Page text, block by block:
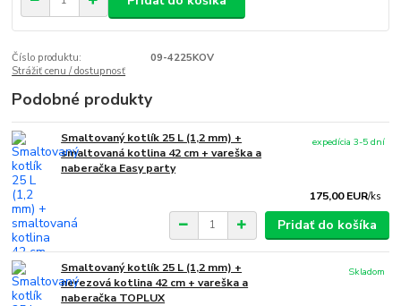
Číslo produktu:
09-4225KOV
Strážiť cenu / dostupnosť
Podobné produkty
Smaltovaný kotlík 25 L (1,2 mm) +
smaltovaná kotlina 42 cm + vareška a
naberačka Easy party
175,00 EUR/ks
expedícia 3-5 dní
Pridať do košíka
Smaltovaný kotlík 25 L (1,2 mm) +
nerezová kotlina 42 cm + vareška a
naberačka TOPLUX
Skladom